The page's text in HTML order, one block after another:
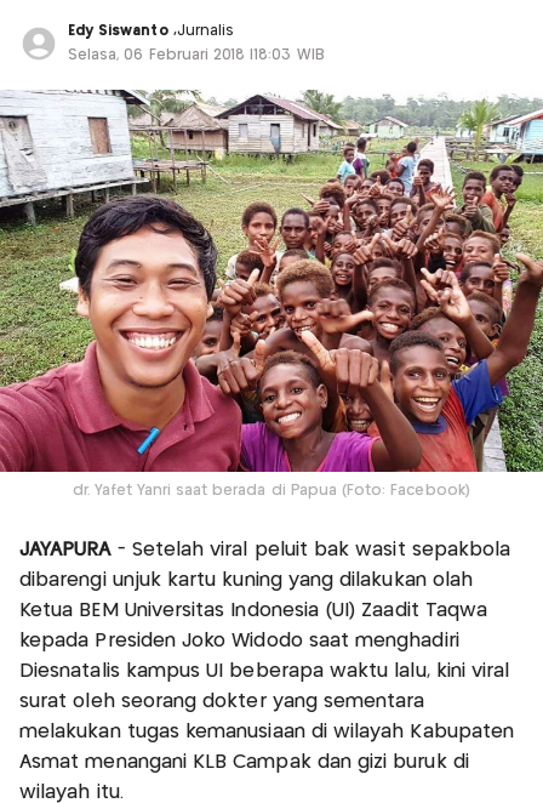
Edy Siswanto ,Jurnalis
Selasa, 06 Februari 2018 |18:03 WIB
dr. Yafet Yanri saat berada di Papua (Foto: Facebook)
JAYAPURA- Setelah viral peluit bak wasit sepakbola
dibarengi unjuk kartu kuning yang dilakukan olah
Ketua BEM Universitas Indonesia (UI) Zaadit Taqwa
kepada Presiden Joko Widodo saat menghadiri
Diesnatalis kampus UI beberapa waktu lalu, kini viral
surat oleh seorang dokter yang sementara
melakukan tugas kemanusiaan di wilayah Kabupaten
Asmat menangani KLB Campak dan gizi buruk di
wilayah itu.